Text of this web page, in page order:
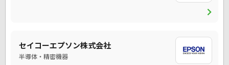
chevron_right
セイコーエプソン株式会社
半導体・精密機器